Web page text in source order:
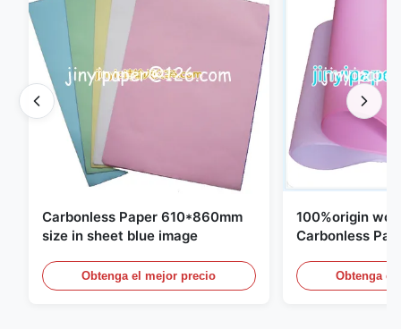
Carbonless Paper 610*860mm
size in sheet blue image
Obtenga el mejor precio
100%origin
Carbonless
Obtenga el